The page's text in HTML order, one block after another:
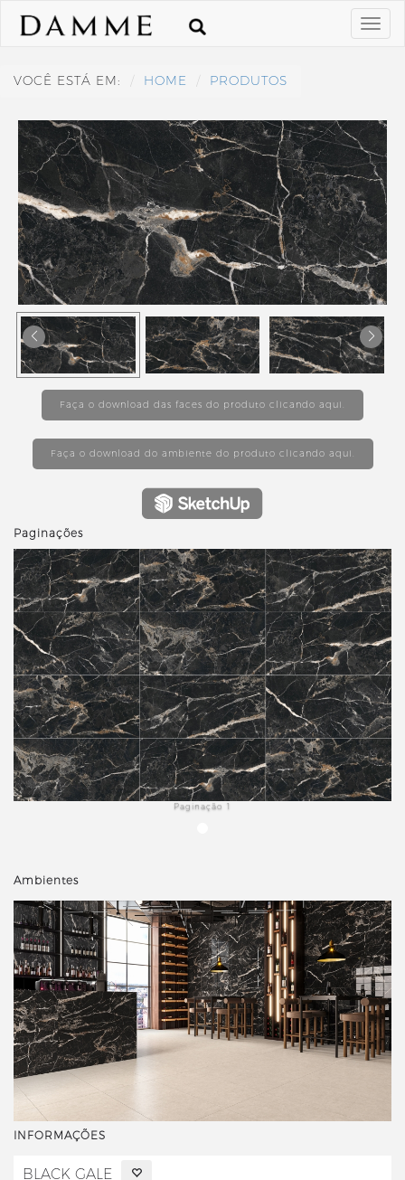
VOCÊ ESTÁ EM: HOME PRODUTOS
Faça o download das faces do produto clicando aqui.
Faça o download do ambiente do produto clicando aqui.
Paginações
Paginação 1
Ambientes
INFORMAÇÕES
BLACK GALE